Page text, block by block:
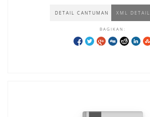
DETAIL CANTUMAN XML DETAIL
BAGIKAN: